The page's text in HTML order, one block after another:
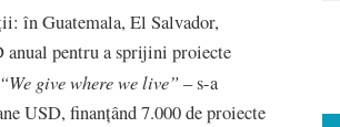
în Guatemala, El Salvador,
pentru a sprijini proiecte
“We give where we live”– s-a
USD, finanțând 7.000 de proiecte